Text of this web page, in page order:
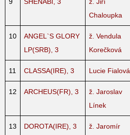
Chaloupka
10
ANGEL`S GLORY
LP(SRB), 3
ž. Vendula
Korečková
11 CLASSA(IRE), 3 Lucie Fialová
12 ARCHEUS(FR), 3
ž. Jaroslav
Línek
13 DOROTA(IRE), 3
ž. Jaromír